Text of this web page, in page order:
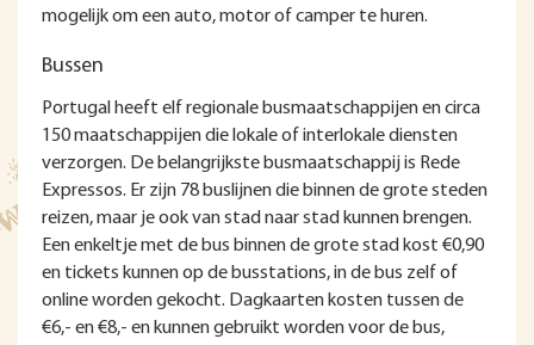
mogelijk om een auto, motor of camper te huren.
Bussen
Portugal heeft elf regionale busmaatschappijen en circa
150 maatschappijen die lokale of interlokale diensten
verzorgen. De belangrijkste busmaatschappij is Rede
Expressos. Er zijn 78 buslijnen die binnen de grote steden
reizen, maar je ook van stad naar stad kunnen brengen.
Een enkeltje met de bus binnen de grote stad kost €0,90
en tickets kunnen op de busstations, in de bus zelf of
online worden gekocht. Dagkaarten kosten tussen de
€6,- en €8,- en kunnen gebruikt worden voor de bus,